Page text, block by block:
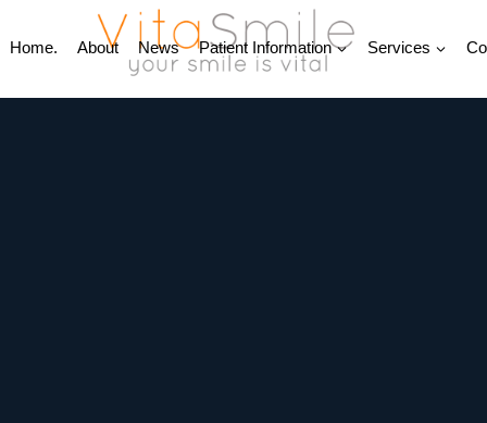
Home. About News Patient Information Services